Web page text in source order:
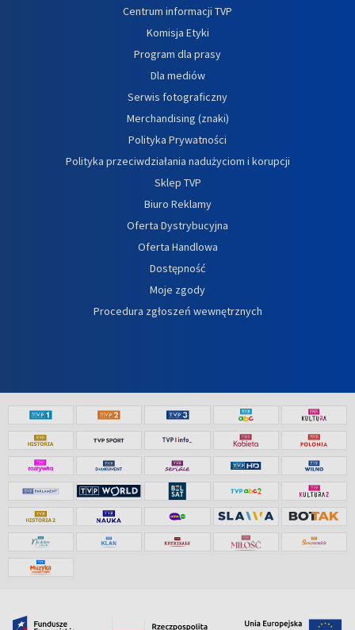
Centrum informacji TVP
Komisja Etyki
Program dla prasy
Dla mediów
Serwis fotograficzny
Merchandising (znaki)
Polityka Prywatności
Polityka przeciwdziałania nadużyciom i korupcji
Sklep TVP
Biuro Reklamy
Oferta Dystrybucyjna
Oferta Handlowa
Dostępność
Moje zgody
Procedura zgłoszeń wewnętrznych